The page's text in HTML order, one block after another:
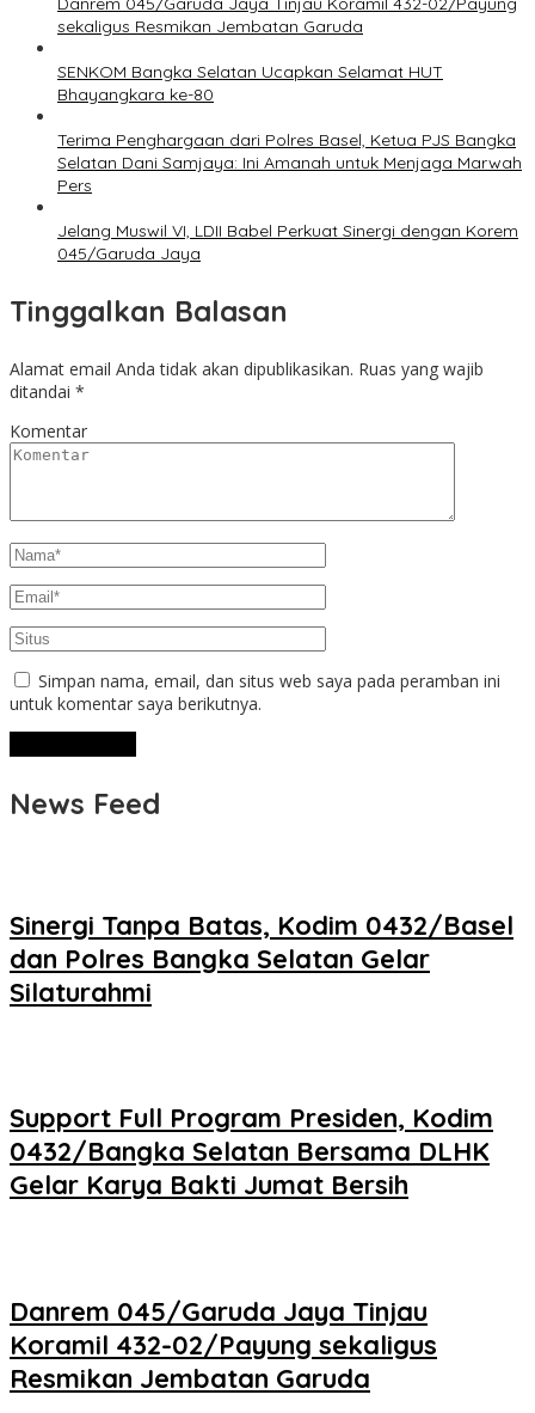
sekaligus Resmikan Jembatan Garuda
SENKOM Bangka Selatan Ucapkan Selamat HUT
Bhayangkara ke-80
Terima Penghargaan dari Polres Basel, Ketua PJS Bangka
Selatan Dani Samjaya: Ini Amanah untuk Menjaga Marwah
Pers
Jelang Muswil VI, LDII Babel Perkuat Sinergi dengan Korem
045/Garuda Jaya
Tinggalkan Balasan
Alamat email Anda tidak akan dipublikasikan. Ruas yang wajib
ditandai *
Komentar
Simpan nama, email, dan situs web saya pada peramban ini
untuk komentar saya berikutnya.
News Feed
‎Sinergi Tanpa Batas, Kodim 0432/Basel
dan Polres Bangka Selatan Gelar
Silaturahmi
Support Full Program Presiden, Kodim
0432/Bangka Selatan Bersama DLHK
Gelar Karya Bakti Jumat Bersih
Danrem 045/Garuda Jaya Tinjau
Koramil 432-02/Payung sekaligus
Resmikan Jembatan Garuda